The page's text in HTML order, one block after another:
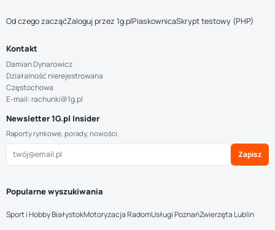
Od czego zacząćZaloguj przez 1g.plPiaskownicaSkrypt testowy (PHP)
Kontakt
Damian Dynarowicz
Działalność nierejestrowana
Częstochowa
E-mail: rachunki@1g.pl
Newsletter 1G.pl Insider
Raporty rynkowe, porady, nowości.
Zapisz
Popularne wyszukiwania
Sport i Hobby BiałystokMotoryzacja RadomUsługi PoznańZwierzęta Lublin